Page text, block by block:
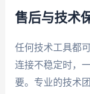
售后与技术
任何技术工具都
连接不稳定时，
要。专业的技术